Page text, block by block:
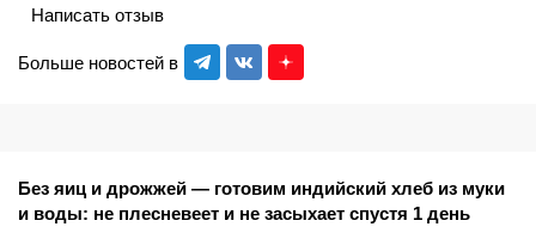
Больше новостей в
Написать отзыв
Без яиц и дрожжей — готовим индийский хлеб из муки
и воды: не плесневеет и не засыхает спустя 1 день